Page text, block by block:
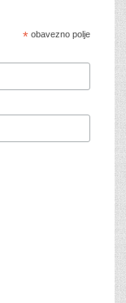
*obavezno polje